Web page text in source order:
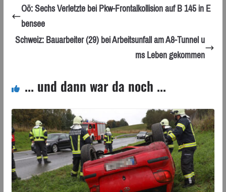
Oö: Sechs Verletzte bei Pkw-Frontalkollision auf B 145 in E
bensee
Schweiz: Bauarbeiter (29) bei Arbeitsunfall am A8-Tunnel u
ms Leben gekommen
... und dann war da noch ...